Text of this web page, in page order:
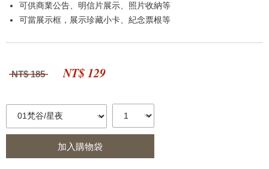
可供商業公告、明信片展示、照片收納等
可當展示框，展示珍藏小卡、紀念票根等
NT$ 185 NT$ 129
加入購物袋